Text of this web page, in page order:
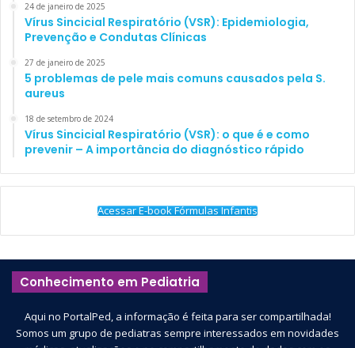
24 de janeiro de 2025
Vírus Sincicial Respiratório (VSR): Epidemiologia,
Prevenção e Condutas Clínicas
27 de janeiro de 2025
5 problemas de pele mais comuns causados pela S.
aureus
18 de setembro de 2024
Vírus Sincicial Respiratório (VSR): o que é e como
prevenir – A importância do diagnóstico rápido
Acessar E-book Fórmulas Infantis
Conhecimento em Pediatria
Aqui no PortalPed, a informação é feita para ser compartilhada!
Somos um grupo de pediatras sempre interessados em novidades